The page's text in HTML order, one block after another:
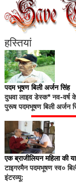
हस्तियां
पदम भूषण बिली अर्जन सिंह
दुधवा लाइव डेस्क* नव-वर्ष
पुरूष पदमभूषण बिली अर्जन
एक ब्राजीलियन महिला की
टाइगरमैन पदमभूषण स्व०
इंटरव्यू: